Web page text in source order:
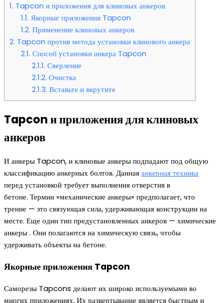
1. Tapcon и приложения для клиновых анкеров
1.1. Якорные приложения Tapcon
1.2. Применение клиновых анкеров
2. Tapcon против метода установки клинового анкера
2.1. Способ установки анкера Tapcon
2.1.1. Сверление
2.1.2. Очистка
2.1.3. Вставьте и вкрутите
Tapcon и приложения для клиновых
анкеров
И анкеры Tapcon, и клиновые анкеры подпадают под общую
классификацию анкерных болтов. Даннаяанкерная техника
перед установкой требует выполнения отверстия в
бетоне. Термин «механические анкеры» предполагает, что
трение — это связующая сила, удерживающая конструкции на
месте. Еще один тип предустановленных анкеров — химические
анкеры . Они полагаются на химическую связь, чтобы
удерживать объекты на бетоне.
Якорные приложения Tapcon
Саморезы Tapcons делают их широко используемыми во
многих приложениях. Их развертывание является быстрым и